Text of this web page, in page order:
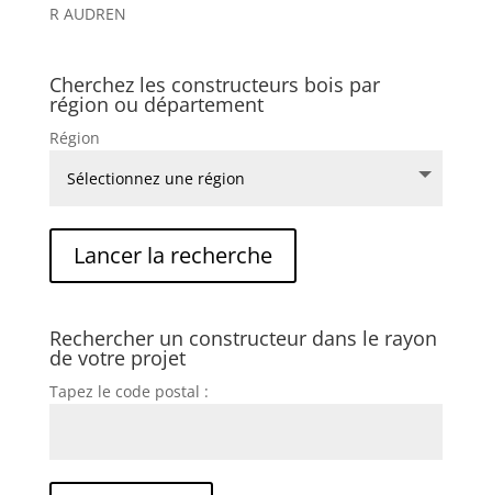
R AUDREN
Cherchez les constructeurs bois par
région ou département
Région
Rechercher un constructeur dans le rayon
de votre projet
Tapez le code postal :